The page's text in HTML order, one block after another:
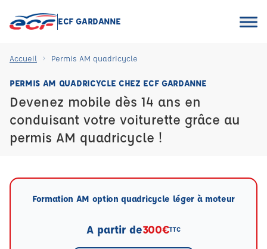
ECF GARDANNE
Accueil Permis AM quadricycle
PERMIS AM QUADRICYCLE CHEZ ECF GARDANNE
Devenez mobile dès 14 ans en
conduisant votre voiturette grâce au
permis AM quadricycle !
Formation AM option quadricycle léger à moteur
A partir de300€TTC